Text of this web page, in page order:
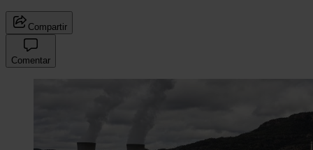
Compartir
Comentar